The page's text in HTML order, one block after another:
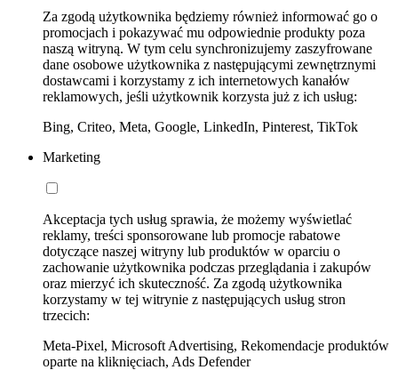
Za zgodą użytkownika będziemy również informować go o
promocjach i pokazywać mu odpowiednie produkty poza
naszą witryną. W tym celu synchronizujemy zaszyfrowane
dane osobowe użytkownika z następującymi zewnętrznymi
dostawcami i korzystamy z ich internetowych kanałów
reklamowych, jeśli użytkownik korzysta już z ich usług:
Bing, Criteo, Meta, Google, LinkedIn, Pinterest, TikTok
Marketing
Akceptacja tych usług sprawia, że możemy wyświetlać
reklamy, treści sponsorowane lub promocje rabatowe
dotyczące naszej witryny lub produktów w oparciu o
zachowanie użytkownika podczas przeglądania i zakupów
oraz mierzyć ich skuteczność. Za zgodą użytkownika
korzystamy w tej witrynie z następujących usług stron
trzecich:
Meta-Pixel, Microsoft Advertising, Rekomendacje produktów
oparte na kliknięciach, Ads Defender